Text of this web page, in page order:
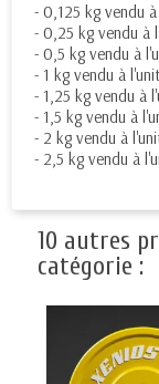
- 0,125 kg vendu
- 0,25 kg vendu à
- 0,5 kg vendu à
- 1 kg vendu à
- 1,25 kg vendu à
- 1,5 kg vendu à
- 2 kg vendu à
- 2,5 kg vendu à
10 autres
catégorie :